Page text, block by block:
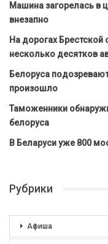
Машина загорелась в
внезапно
На дорогах
несколько десятков
Белоруса
произошло
Таможенники
белоруса
В Беларуси уже 800
Рубрики
Афиша